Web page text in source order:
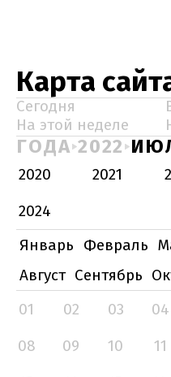
Карта
Сегодня
На этой неделе
ГОДА 2022
2020 2021
2024
Январь
Февраль
Август Сентябрь
01
02 03 04
08
09 10 11